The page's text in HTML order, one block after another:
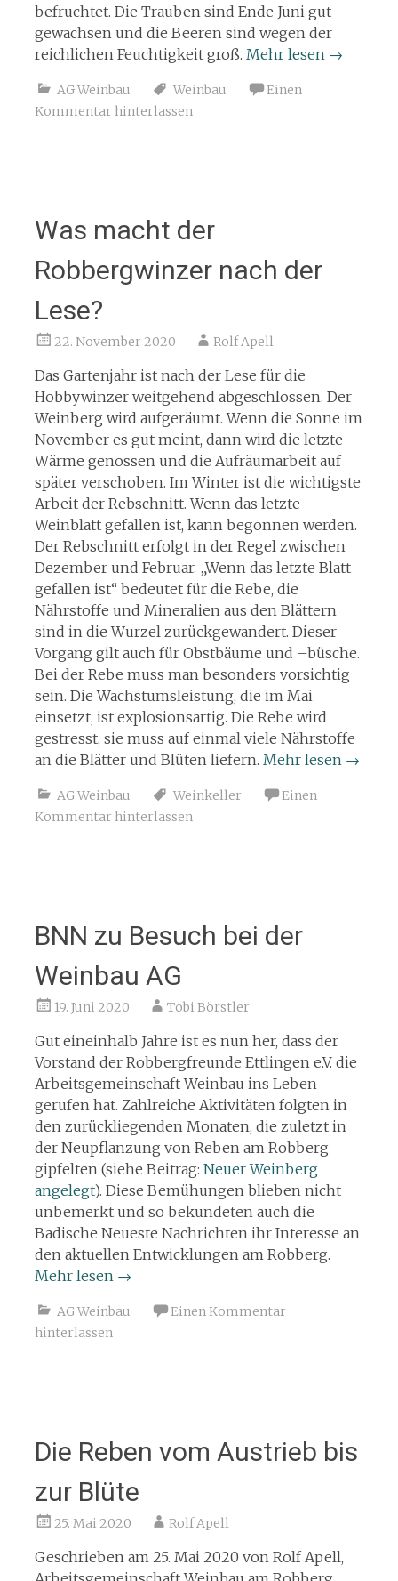
befruchtet. Die Trauben sind Ende Juni gut
gewachsen und die Beeren sind wegen der
reichlichen Feuchtigkeit groß. Mehr lesen →
AG Weinbau Weinbau
Einen
Kommentar hinterlassen
Was macht der
Robbergwinzer nach der
Lese?
22. November 2020 Rolf Apell
Das Gartenjahr ist nach der Lese für die
Hobbywinzer weitgehend abgeschlossen. Der
Weinberg wird aufgeräumt. Wenn die Sonne im
November es gut meint, dann wird die letzte
Wärme genossen und die Aufräumarbeit auf
später verschoben. Im Winter ist die wichtigste
Arbeit der Rebschnitt. Wenn das letzte
Weinblatt gefallen ist, kann begonnen werden.
Der Rebschnitt erfolgt in der Regel zwischen
Dezember und Februar. „Wenn das letzte Blatt
gefallen ist“ bedeutet für die Rebe, die
Nährstoffe und Mineralien aus den Blättern
sind in die Wurzel zurückgewandert. Dieser
Vorgang gilt auch für Obstbäume und –büsche.
Bei der Rebe muss man besonders vorsichtig
sein. Die Wachstumsleistung, die im Mai
einsetzt, ist explosionsartig. Die Rebe wird
gestresst, sie muss auf einmal viele Nährstoffe
an die Blätter und Blüten liefern. Mehr lesen →
AG Weinbau Weinkeller
Einen
Kommentar hinterlassen
BNN zu Besuch bei der
Weinbau AG
19. Juni 2020 Tobi Börstler
Gut eineinhalb Jahre ist es nun her, dass der
Vorstand der Robbergfreunde Ettlingen e.V. die
Arbeitsgemeinschaft Weinbau ins Leben
gerufen hat. Zahlreiche Aktivitäten folgten in
den zurückliegenden Monaten, die zuletzt in
der Neupflanzung von Reben am Robberg
gipfelten (siehe Beitrag: Neuer Weinberg
angelegt). Diese Bemühungen blieben nicht
unbemerkt und so bekundeten auch die
Badische Neueste Nachrichten ihr Interesse an
den aktuellen Entwicklungen am Robberg.
Mehr lesen →
AG Weinbau
Einen Kommentar
hinterlassen
Die Reben vom Austrieb bis
zur Blüte
25. Mai 2020 Rolf Apell
Geschrieben am 25. Mai 2020 von Rolf Apell,